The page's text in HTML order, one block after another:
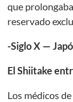
que
reservado
-Siglo X —
El Shiitake
Los médicos